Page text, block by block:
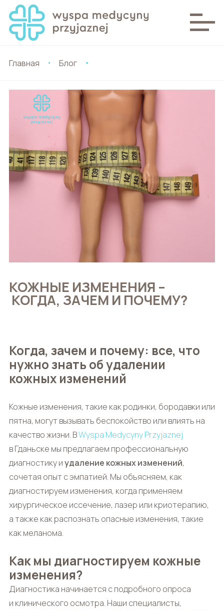
Главная Блог
КОЖНЫЕ ИЗМЕНЕНИЯ –
КОГДА, ЗАЧЕМ И ПОЧЕМУ?
Когда, зачем и почему: все, что
нужно знать об удалении
кожных изменений
Кожные изменения, такие как родинки, бородавки или
пятна, могут вызывать беспокойство или влиять на
качество жизни. ВWyspa Medycyny Przyjaznej
в Гданьске мы предлагаем профессиональную
диагностику иудаление кожных изменений,
сочетая опыт с эмпатией. Мы объясняем, как
диагностируем изменения, когда применяем
хирургическое иссечение, лазер или криотерапию,
а также как распознать опасные изменения, такие
как меланома.
Как мы диагностируем кожные
изменения?
Диагностика начинается с подробного опроса
и клинического осмотра. Наши специалисты,